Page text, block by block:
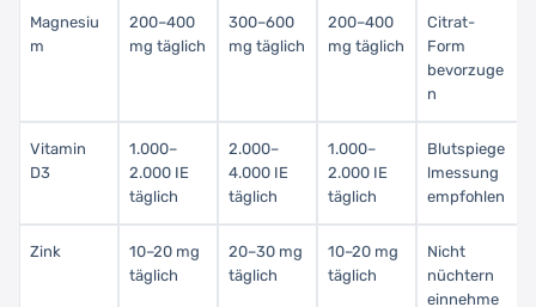
Magnesiu
m
200–400
mg täglich
300–600
mg täglich
200–400
mg täglich
Citrat-
Form
bevorzuge
n
Vitamin
D3
1.000–
2.000 IE
täglich
2.000–
4.000 IE
täglich
1.000–
2.000 IE
täglich
Blutspiege
lmessung
empfohlen
Zink
10–20 mg
täglich
20–30 mg
täglich
10–20 mg
täglich
Nicht
nüchtern
einnehme